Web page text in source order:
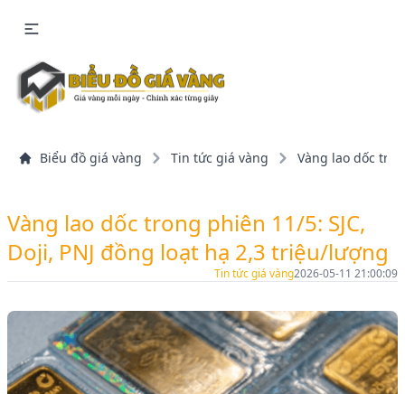
Biểu đồ giá vàng Tin tức giá vàng Vàng lao dốc
Vàng lao dốc trong phiên 11/5: SJC,
Doji, PNJ đồng loạt hạ 2,3 triệu/lượng
Tin tức giá vàng2026-05-11 21:00:09